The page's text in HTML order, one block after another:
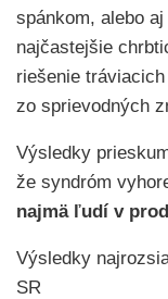
spánkom, alebo
najčastejšie
riešenie
zo sprievodných
Výsledky
že syndróm
najmä ľudí v
Výsledky
SR